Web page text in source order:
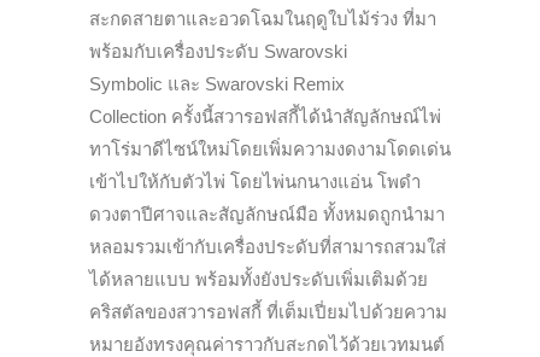
สะกดสายตาและอวดโฉมในฤดูใบไม้ร่วง ที่มา
พร้อมกับเครื่องประดับ Swarovski
Symbolic และ Swarovski Remix
Collection ครั้งนี้สวารอฟสกี้ได้นำสัญลักษณ์ไพ่
ทาโร่มาดีไซน์ใหม่โดยเพิ่มความงดงามโดดเด่น
เข้าไปให้กับตัวไพ่ โดยไพ่นกนางแอ่น โพดำ
ดวงตาปีศาจและสัญลักษณ์มือ ทั้งหมดถูกนำมา
หลอมรวมเข้ากับเครื่องประดับที่สามารถสวมใส่
ได้หลายแบบ พร้อมทั้งยังประดับเพิ่มเติมด้วย
คริสตัลของสวารอฟสกี้ ที่เต็มเปี่ยมไปด้วยความ
หมายอังทรงคุณค่าราวกับสะกดไว้ด้วยเวทมนต์